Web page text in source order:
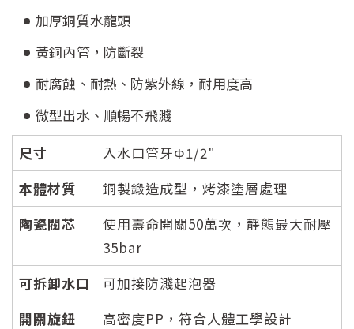
加厚銅質水龍頭
黃銅內管，防斷裂
耐腐蝕、耐熱、防紫外線，耐用度高
微型出水、順暢不飛濺
尺寸
入水口管牙Φ1/2"
本體材質
銅製鍛造成型，烤漆塗層處理
陶瓷閥芯
使用壽命開關50萬次，靜態最大耐壓
35bar
可拆卸水口
可加接防濺起泡器
開關旋鈕
高密度PP，符合人體工學設計